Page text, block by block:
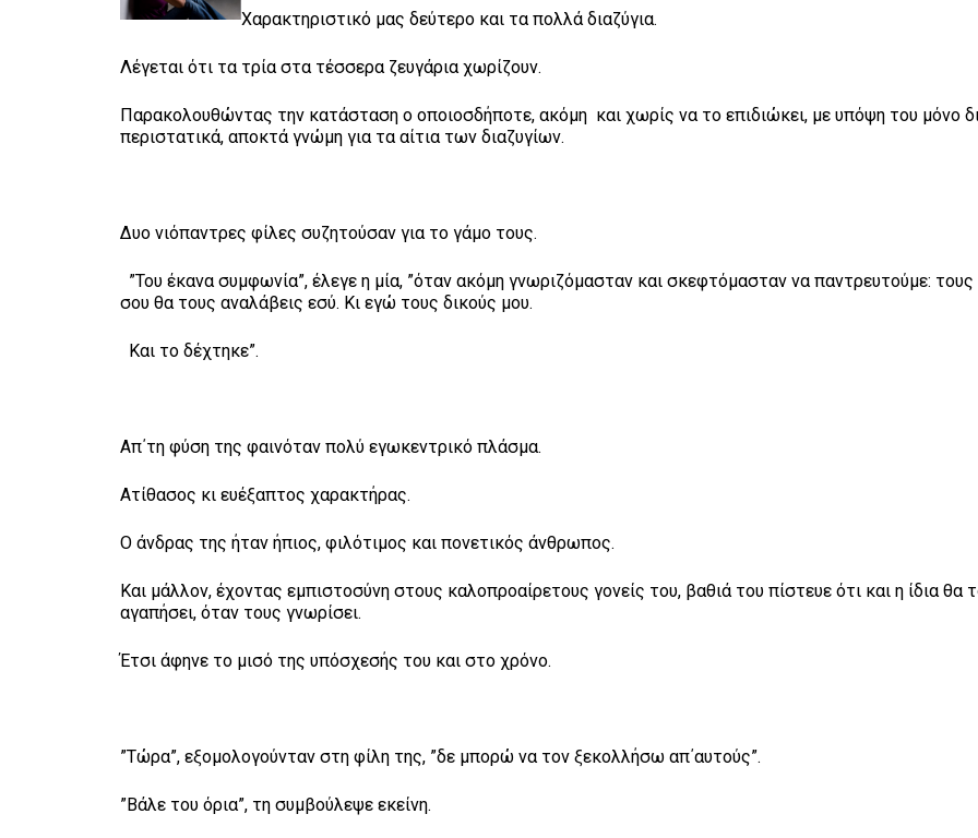
Χαρακτηριστικό μας δεύτερο και τα πολλά διαζύγια.
Λέγεται ότι τα τρία στα τέσσερα ζευγάρια χωρίζουν.
Παρακολουθώντας την κατάσταση ο οποιοσδήποτε, ακόμη και χωρίς να το επιδιώκει, με υπόψη του μόνο
περιστατικά, αποκτά γνώμη για τα αίτια των διαζυγίων.
Δυο νιόπαντρες φίλες συζητούσαν για το γάμο τους.
”Του έκανα συμφωνία”, έλεγε η μία, ”όταν ακόμη γνωριζόμασταν και σκεφτόμασταν να παντρευτούμε: τους
σου θα τους αναλάβεις εσύ. Κι εγώ τους δικούς μου.
Και το δέχτηκε”.
Απ΄τη φύση της φαινόταν πολύ εγωκεντρικό πλάσμα.
Ατίθασος κι ευέξαπτος χαρακτήρας.
Ο άνδρας της ήταν ήπιος, φιλότιμος και πονετικός άνθρωπος.
Και μάλλον, έχοντας εμπιστοσύνη στους καλοπροαίρετους γονείς του, βαθιά του πίστευε ότι και η ίδια θα
αγαπήσει, όταν τους γνωρίσει.
Έτσι άφηνε το μισό της υπόσχεσής του και στο χρόνο.
”Τώρα”, εξομολογούνταν στη φίλη της, ”δε μπορώ να τον ξεκολλήσω απ΄αυτούς”.
”Βάλε του όρια”, τη συμβούλεψε εκείνη.